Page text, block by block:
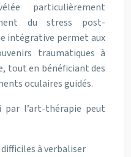
particulièrement
du stress post-
intégrative permet aux
traumatiques à
tout en bénéficiant des
oculaires guidés.
par l’art-thérapie peut
à verbaliser